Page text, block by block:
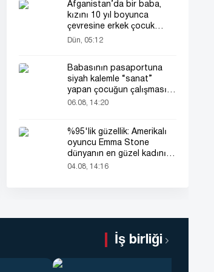
Afganistan’da bir baba,
kızını 10 yıl boyunca
çevresine erkek çocuk
olarak tanıttı
Dün, 05:12
Babasının pasaportuna
siyah kalemle “sanat”
yapan çocuğun çalışması
herkesin dikkatini çekti
06.08, 14:20
%95'lik güzellik: Amerikalı
oyuncu Emma Stone
dünyanın en güzel kadını
seçildi!
04.08, 14:16
İş birliği